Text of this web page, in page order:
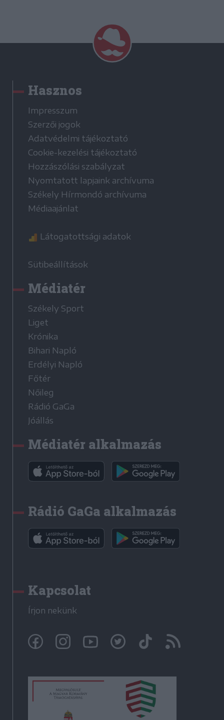
Hasznos
Impresszum
Szerzői jogok
Adatvédelmi tájékoztató
Cookie-kezelési tájékoztató
Hozzászólási szabályzat
Nyomtatott lapjaink archívuma
Székely Hírmondó archívuma
Médiaajánlat
Látogatottsági adatok
Sütibeállítások
Médiatér
Székely Sport
Liget
Krónika
Bihari Napló
Erdélyi Napló
Főtér
Nőileg
Rádió GaGa
Jóállás
Médiatér alkalmazás
Rádió GaGa alkalmazás
Kapcsolat
Írjon nekünk